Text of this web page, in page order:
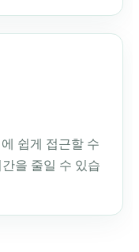
쉽게 접근할 수
을 줄일 수 있습